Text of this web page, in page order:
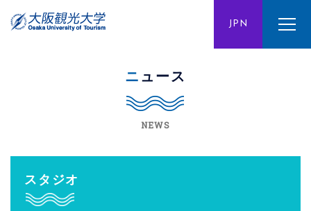
JPN
ENG CHN
ニュース
NEWS
スタジオ